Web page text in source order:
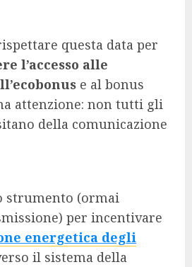
questa data per
l’accesso alle
e al bonus
attenzione: non tutti gli
della comunicazione
strumento (ormai
per incentivare
energetica degli
il sistema della